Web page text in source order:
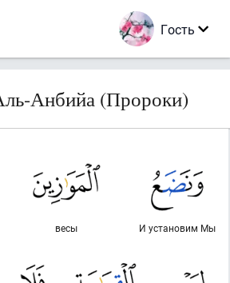
Гость
Анбийа (Пророки)
И установим Мы
весы